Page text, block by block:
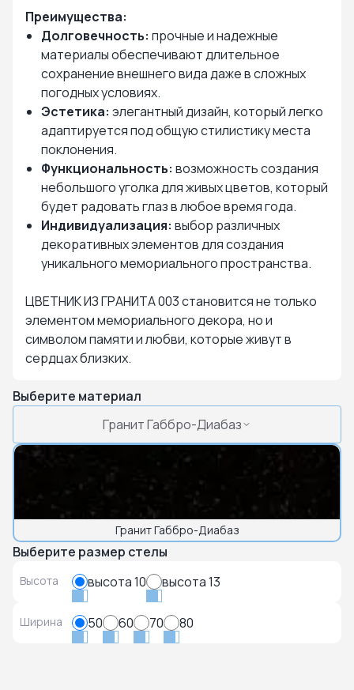
Преимущества:
Долговечность: прочные и надежные
материалы обеспечивают длительное
сохранение внешнего вида даже в сложных
погодных условиях.
Эстетика: элегантный дизайн, который легко
адаптируется под общую стилистику места
поклонения.
Функциональность: возможность создания
небольшого уголка для живых цветов, который
будет радовать глаз в любое время года.
Индивидуализация: выбор различных
декоративных элементов для создания
уникального мемориального пространства.
ЦВЕТНИК ИЗ ГРАНИТА 003 становится не только
элементом мемориального декора, но и
символом памяти и любви, которые живут в
сердцах близких.
Выберите материал
Гранит Габбро-Диабаз
Гранит Габбро-Диабаз
Выберите размер стелы
Высота высота 10 высота 13
Ширина 50 60 70 80